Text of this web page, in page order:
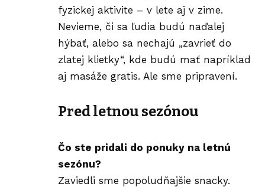
fyzickej aktivite – v lete aj v zime.
Nevieme, či sa ľudia budú naďalej
hýbať, alebo sa nechajú „zavrieť do
zlatej klietky“, kde budú mať napríklad
aj masáže gratis. Ale sme pripravení.
Pred letnou sezónou
Čo ste pridali do ponuky na letnú
sezónu?
Zaviedli sme popoludňajšie snacky.